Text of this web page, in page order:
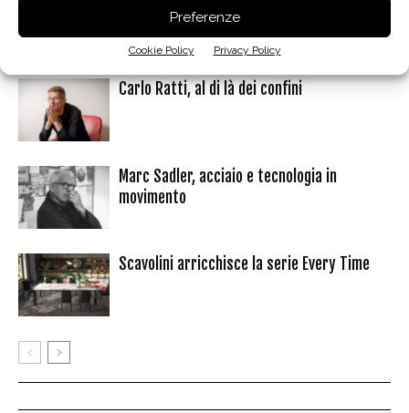
Preferenze
Cookie Policy Privacy Policy
Articoli correlati Dello stesso autore
Carlo Ratti, al di là dei confini
Marc Sadler, acciaio e tecnologia in
movimento
Scavolini arricchisce la serie Every Time